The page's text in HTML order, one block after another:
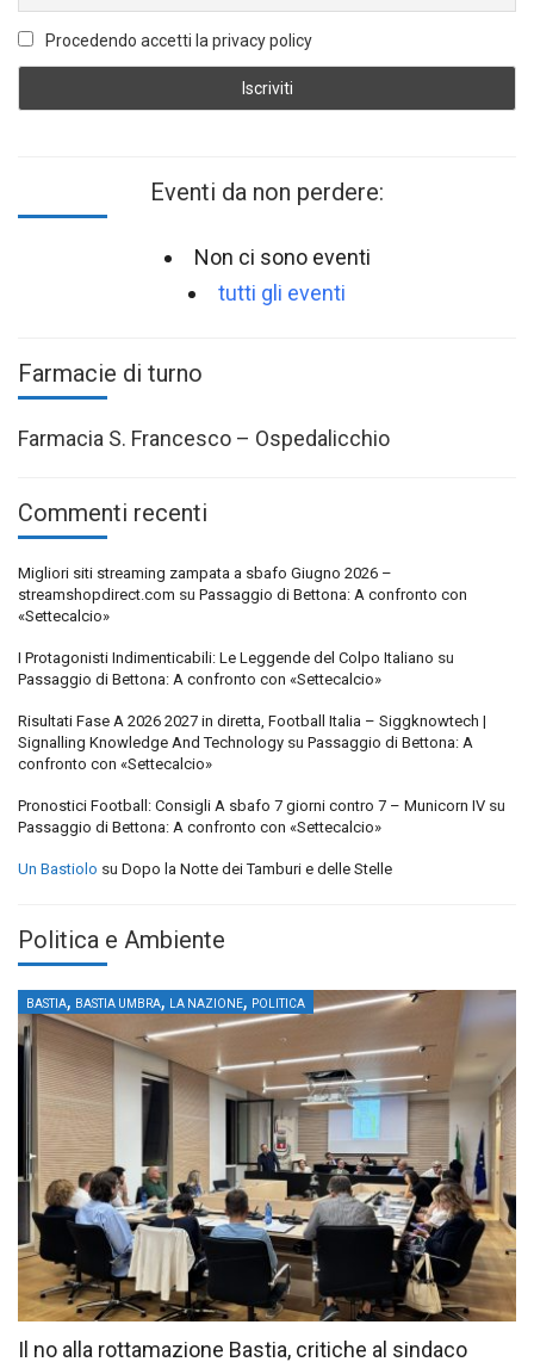
Procedendo accetti la privacy policy
Eventi da non perdere:
Non ci sono eventi
tutti gli eventi
Farmacie di turno
Farmacia S. Francesco – Ospedalicchio
Commenti recenti
Migliori siti streaming zampata a sbafo Giugno 2026 –
streamshopdirect.com su Passaggio di Bettona: A confronto con
«Settecalcio»
I Protagonisti Indimenticabili: Le Leggende del Colpo Italiano su
Passaggio di Bettona: A confronto con «Settecalcio»
Risultati Fase A 2026 2027 in diretta, Football Italia – Siggknowtech |
Signalling Knowledge And Technology su Passaggio di Bettona: A
confronto con «Settecalcio»
Pronostici Football: Consigli A sbafo 7 giorni contro 7 – Municorn IV su
Passaggio di Bettona: A confronto con «Settecalcio»
Un Bastiolo su Dopo la Notte dei Tamburi e delle Stelle
Politica e Ambiente
BASTIA, BASTIA UMBRA, LA NAZIONE, POLITICA
Il no alla rottamazione Bastia, critiche al sindaco